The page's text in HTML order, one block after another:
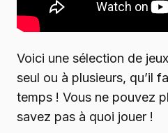
Voici une sélection de
seul ou à plusieurs, qu’il
temps ! Vous ne pouvez
savez pas à quoi jouer !